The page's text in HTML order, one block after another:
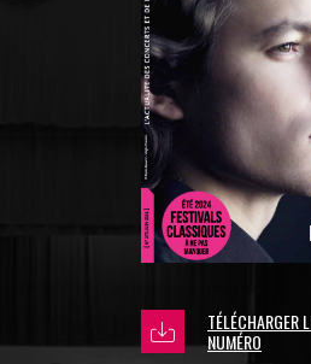
TÉLÉCHARGER
NUMÉRO